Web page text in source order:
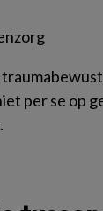
per se op